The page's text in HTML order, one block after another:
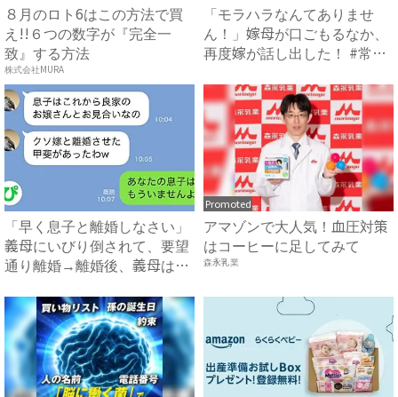
８月のロト6はこの方法で買
え!!６つの数字が『完全一
致』する方法
株式会社MURA
「モラハラなんてありませ
ん！」嫁母が口ごもるなか、
再度嫁が話し出した！ #常識
「早く息子と離婚しなさい」
義母にいびり倒されて、要望
通り離婚→離婚後、義母は絶
Promoted
アマゾンで大人気！血圧対策
はコーヒーに足してみて
森永乳業